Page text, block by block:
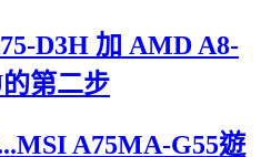
D3H 加 AMD A8-
第二步
A75MA-G55遊